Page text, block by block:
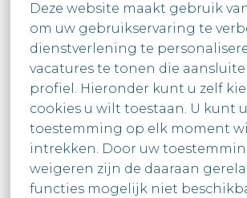
Deze website maakt gebruik
om uw gebruikservaring te
dienstverlening te
vacatures te tonen die
profiel. Hieronder kunt u zelf
cookies u wilt toestaan. U kunt
toestemming op elk moment
intrekken. Door uw
weigeren zijn de daaraan
functies mogelijk niet
frisdrankjes, vers fruit,
mooi weer — af en toe zelfs
Je ontvangt een
volledig in lijn ligt met jouw
capaciteiten, aangevuld met
andere interessante
waaronder een
mobiliteitsbudget.